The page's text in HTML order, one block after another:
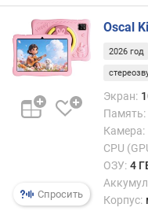
ц
е
с
с
о
(
и
к
Спросить
Oscal
2026 год
Экран:
Память:
Камера:
CPU
ОЗУ: 4
Корпус: